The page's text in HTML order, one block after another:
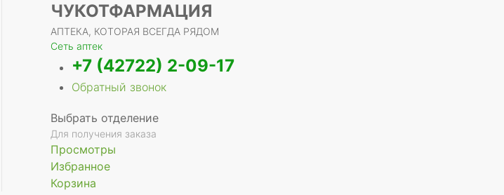
ЧУКОТФАРМАЦИЯ
АПТЕКА, КОТОРАЯ ВСЕГДА РЯДОМ
Сеть аптек
+7 (42722) 2-09-17
Обратный звонок
Выбрать отделение
Для получения заказа
Просмотры
Избранное
Корзина